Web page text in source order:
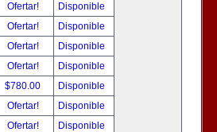
Ofertar!
Disponible
Ofertar!
Disponible
Ofertar!
Disponible
Ofertar!
Disponible
$780.00
Disponible
Ofertar!
Disponible
Ofertar!
Disponible